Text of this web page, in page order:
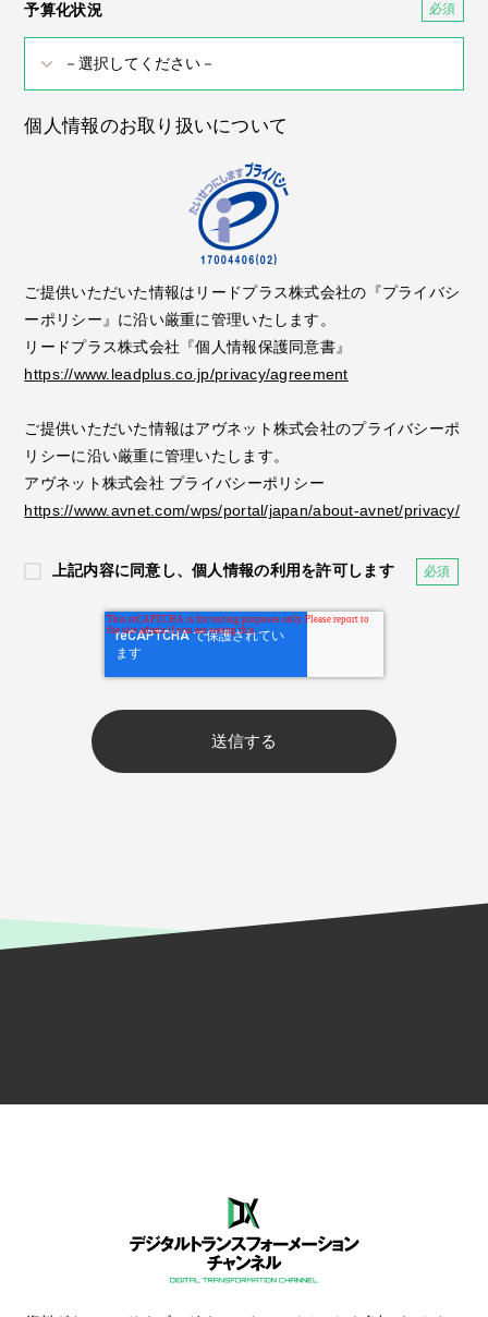
予算化状況
個人情報のお取り扱いについて
ご提供いただいた情報はリードプラス株式会社の『プライバシ
ーポリシー』に沿い厳重に管理いたします。
リードプラス株式会社『個人情報保護同意書』
https://www.leadplus.co.jp/privacy/agreement
ご提供いただいた情報はアヴネット株式会社のプライバシーポ
リシーに沿い厳重に管理いたします。
アヴネット株式会社 プライバシーポリシー
https://www.avnet.com/wps/portal/japan/about-avnet/privacy/
上記内容に同意し、個人情報の利用を許可します